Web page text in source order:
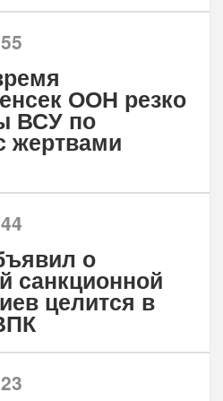
ООН резко
ВСУ по
жертвами
о
санкционной
целится в